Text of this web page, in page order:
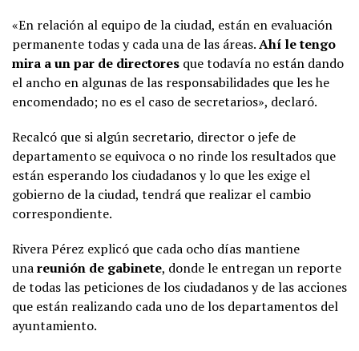
«En relación al equipo de la ciudad, están en evaluación
permanente todas y cada una de las áreas.Ahí le tengo
mira a un par de directores que todavía no están dando
el ancho en algunas de las responsabilidades que les he
encomendado; no es el caso de secretarios», declaró.
Recalcó que si algún secretario, director o jefe de
departamento se equivoca o no rinde los resultados que
están esperando los ciudadanos y lo que les exige el
gobierno de la ciudad, tendrá que realizar el cambio
correspondiente.
Rivera Pérez explicó que cada ocho días mantiene
unareunión de gabinete, donde le entregan un reporte
de todas las peticiones de los ciudadanos y de las acciones
que están realizando cada uno de los departamentos del
ayuntamiento.